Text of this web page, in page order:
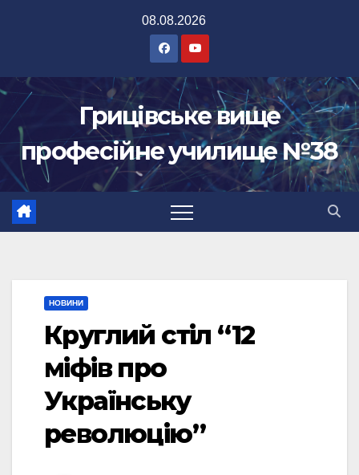
08.08.2026
Грицівське вище
професійне училище №38
НОВИНИ
Круглий стіл “12
міфів про
Українську
революцію”